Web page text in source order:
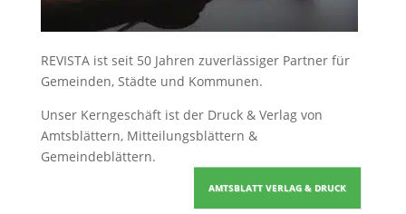
REVISTA ist seit 50 Jahren zuverlässiger Partner für
Gemeinden, Städte und Kommunen.
Unser Kerngeschäft ist der Druck & Verlag von
Amtsblättern, Mitteilungsblättern &
Gemeindeblättern.
AMTSBLATT VERLAG & DRUCK